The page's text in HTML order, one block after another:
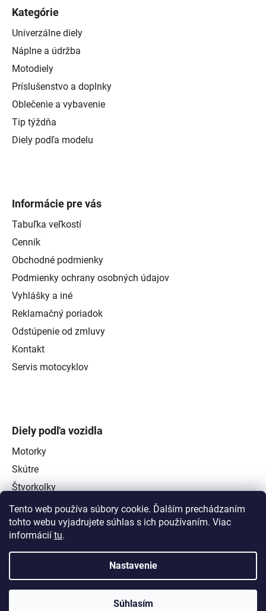
Tento web používa súbory cookie. Ďalším prechádzaním
tohto webu vyjadrujete súhlas s ich používaním. Viac
informácií tu.
Nastavenie
Súhlasím
Kategórie
Univerzálne diely
Náplne a údržba
Motodiely
Príslušenstvo a doplnky
Oblečenie a vybavenie
Tip týždňa
Diely podľa modelu
Informácie pre vás
Tabuľka veľkostí
Cenník
Obchodné podmienky
Podmienky ochrany osobných údajov
Vyhlášky a iné
Reklamačný poriadok
Odstúpenie od zmluvy
Kontakt
Servis motocyklov
Diely podľa vozidla
Motorky
Skútre
Štvorkolky
Vytvoril Shoptet